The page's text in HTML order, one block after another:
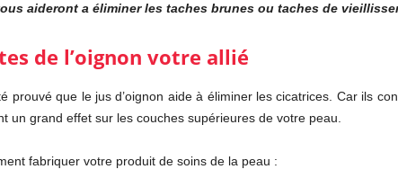
aideront a éliminer les taches brunes ou taches de
de l’oignon votre allié
prouvé que le jus d’oignon aide à éliminer les cicatrices. Car ils
un grand effet sur les couches supérieures de votre peau.
fabriquer votre produit de soins de la peau :